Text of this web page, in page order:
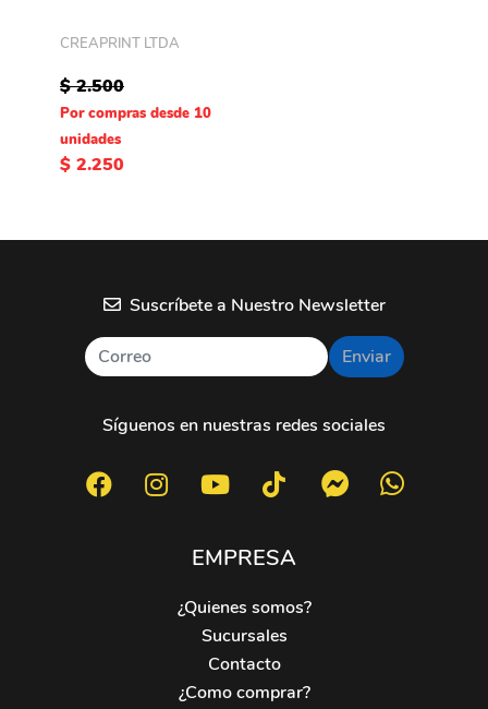
CREAPRINT LTDA
$ 2.500
Por compras desde 10
unidades
$ 2.250
Suscríbete a Nuestro Newsletter
Enviar
Síguenos en nuestras redes sociales
EMPRESA
¿Quienes somos?
Sucursales
Contacto
¿Como comprar?